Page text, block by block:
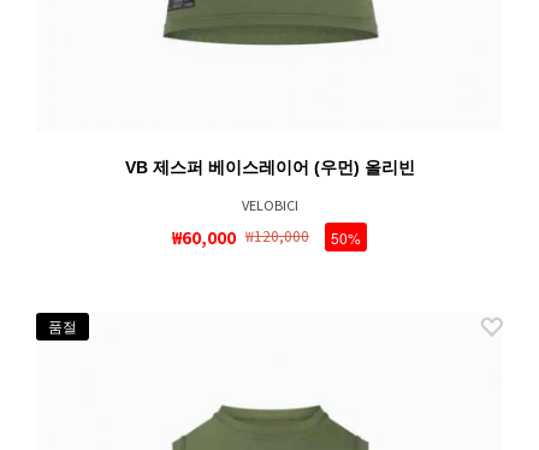
VB 제스퍼 베이스레이어 (우먼) 올리빈
VELOBICI
₩60,000 ₩120,000 50%
품절